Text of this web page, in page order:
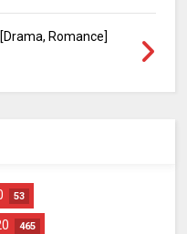
Romance]
53
465